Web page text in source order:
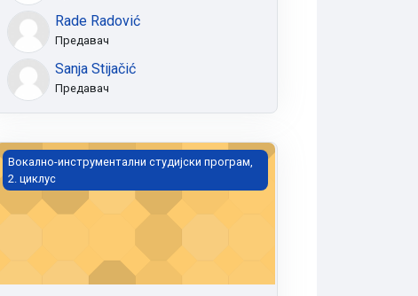
Rade Radović
Предавач
Sanja Stijačić
Предавач
Оркестар, мастер (Вн, Ви, Фл)
Вокално-инструментални студијски програм,
2. циклус